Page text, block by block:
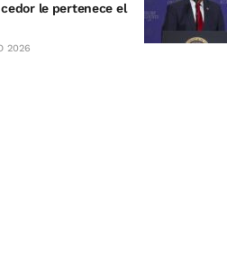
le pertenece el
2026